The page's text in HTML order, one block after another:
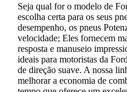
Seja qual for o modelo de
escolha certa para os seus
desempenho, os pneus
velocidade; Eles fornecem
resposta e manuseio
ideais para motoristas da
de direção suave. A nossa
melhorar a economia de